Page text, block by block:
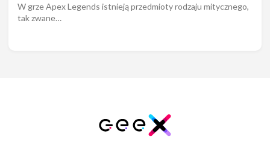
W grze Apex Legends istnieją przedmioty rodzaju mitycznego,
tak zwane…